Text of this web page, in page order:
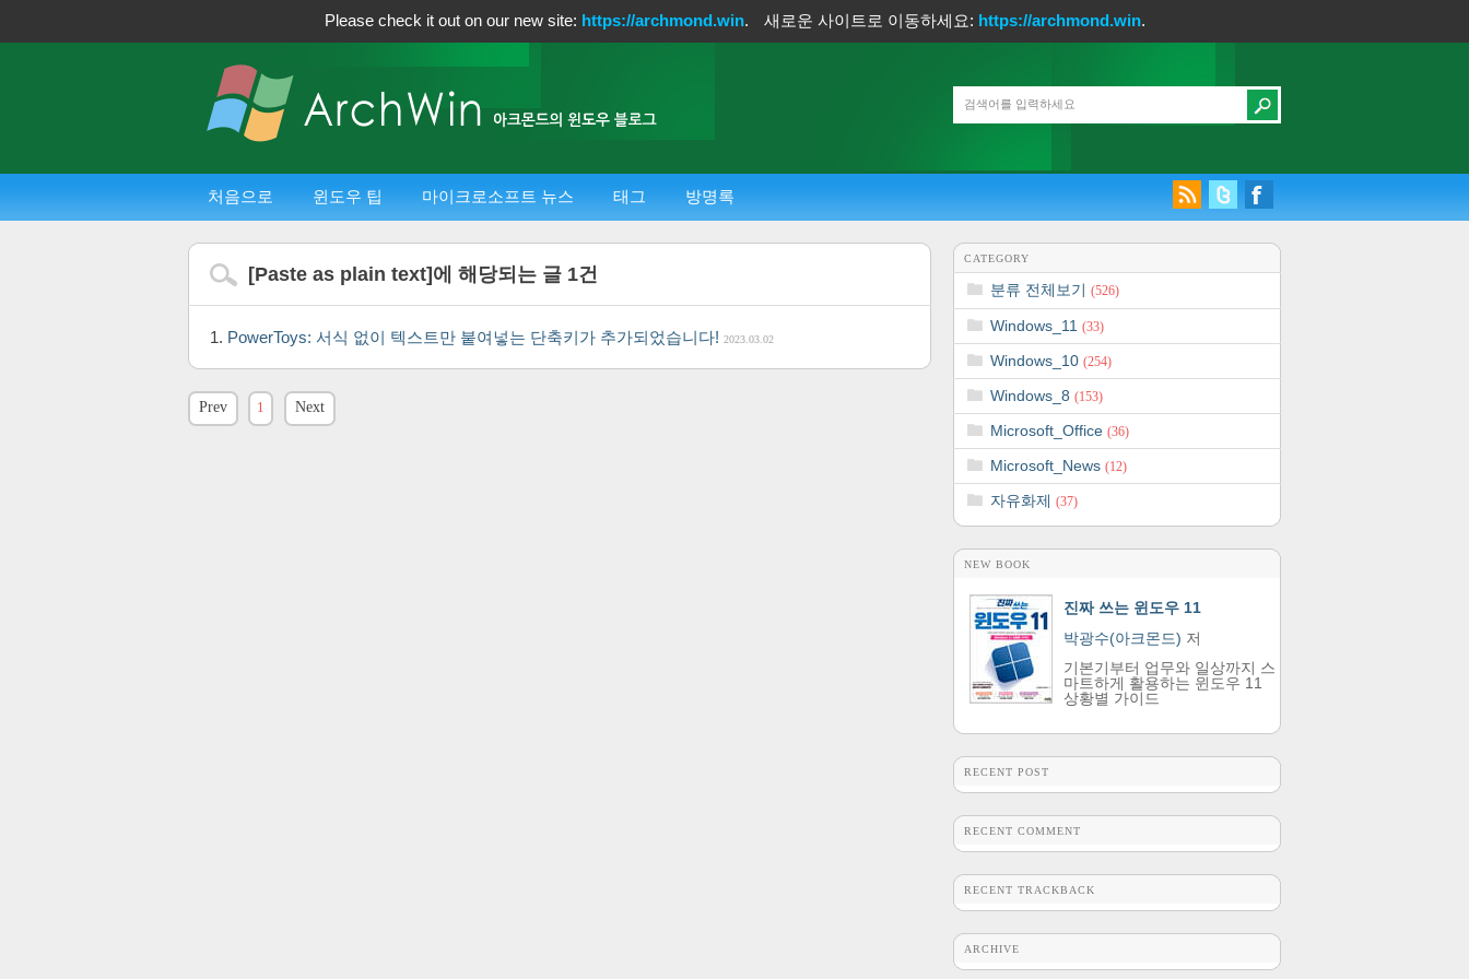
Please check it out on our new site: https://archmond.win. 새로운 사이트로 이동하세요: https://archmond.win.
처음으로 윈도우 팁 마이크로소프트 뉴스 태그 방명록
[Paste as plain text]에 해당되는 글 1건
PowerToys: 서식 없이 텍스트만 붙여넣는 단축키가 추가되었습니다! 2023.03.02
Prev 1 Next
CATEGORY
분류 전체보기 (526)
Windows_11 (33)
Windows_10 (254)
Windows_8 (153)
Microsoft_Office (36)
Microsoft_News (12)
자유화제 (37)
NEW BOOK
진짜 쓰는 윈도우 11
박광수(아크몬드) 저
기본기부터 업무와 일상까지 스
마트하게 활용하는 윈도우 11
상황별 가이드
RECENT POST
RECENT COMMENT
RECENT TRACKBACK
ARCHIVE